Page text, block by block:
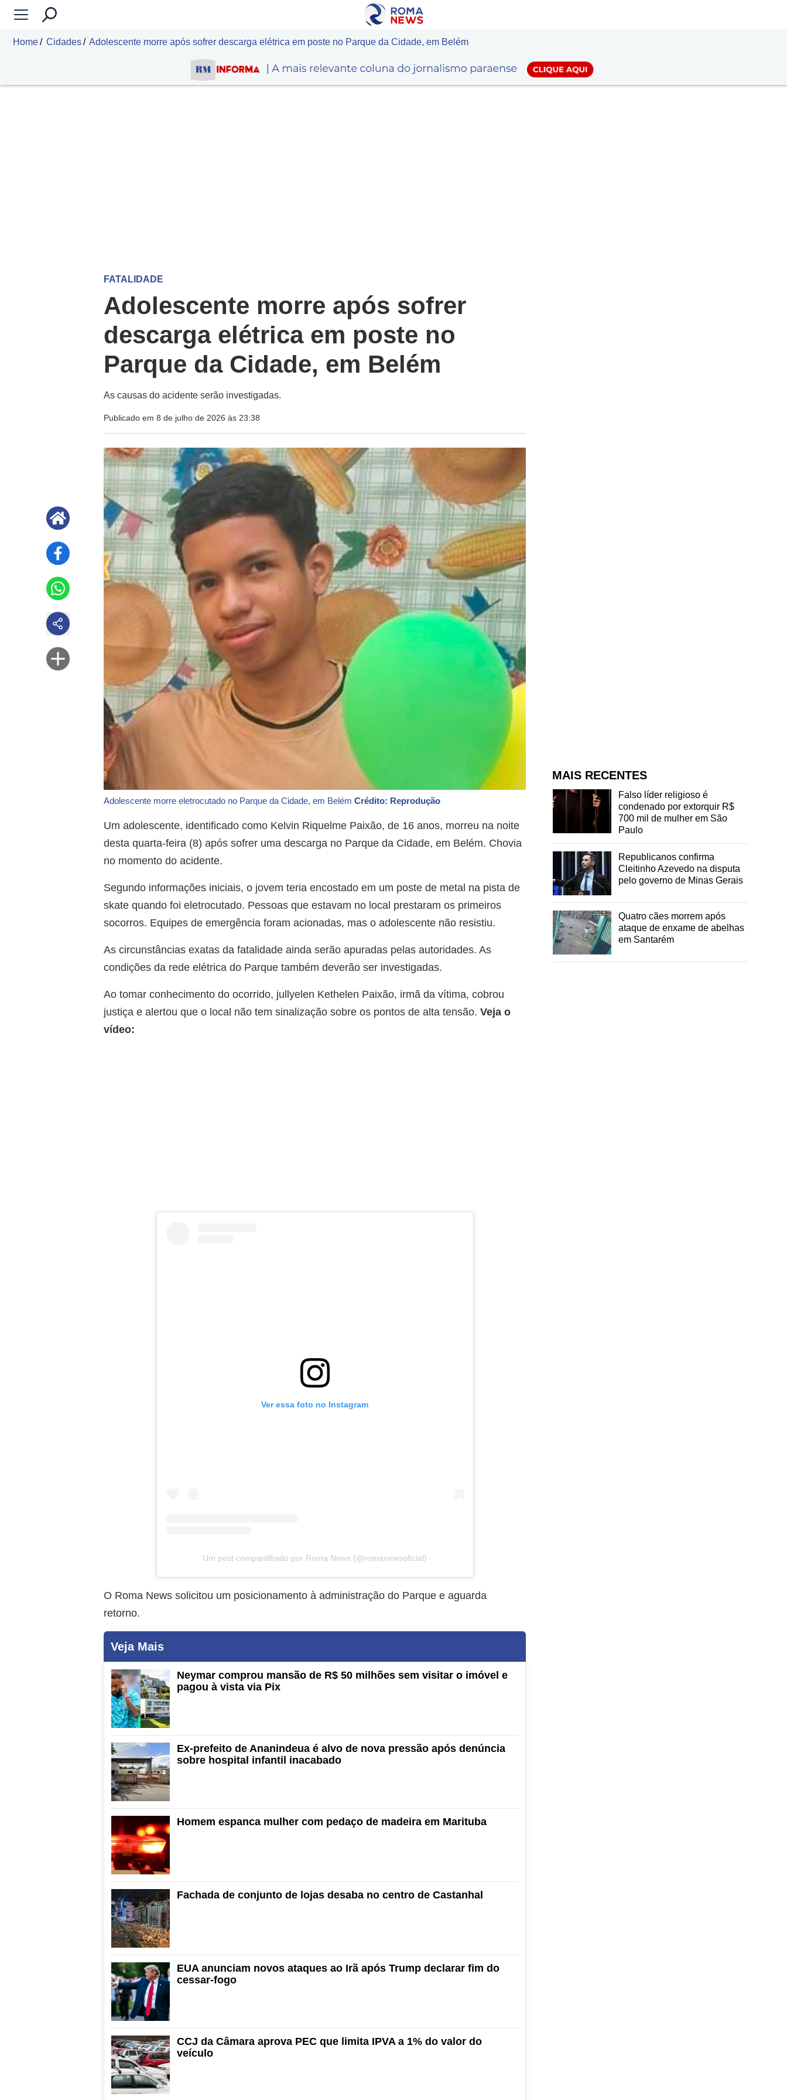
Home Cidades Adolescente morre após sofrer descarga elétrica em poste no Parque da Cidade, em Belém
FATALIDADE
Adolescente morre após sofrer
descarga elétrica em poste no
Parque da Cidade, em Belém
As causas do acidente serão investigadas.
Publicado em 8 de julho de 2026 às 23:38
Adolescente morre eletrocutado no Parque da Cidade, em BelémCrédito: Reprodução
Um adolescente, identificado como Kelvin Riquelme Paixão, de 16 anos, morreu na noite
desta quarta-feira (8) após sofrer uma descarga no Parque da Cidade, em Belém. Chovia
no momento do acidente.
Segundo informações iniciais, o jovem teria encostado em um poste de metal na pista de
skate quando foi eletrocutado. Pessoas que estavam no local prestaram os primeiros
socorros. Equipes de emergência foram acionadas, mas o adolescente não resistiu.
As circunstâncias exatas da fatalidade ainda serão apuradas pelas autoridades. As
condições da rede elétrica do Parque também deverão ser investigadas.
Ao tomar conhecimento do ocorrido, jullyelen Kethelen Paixão, irmã da vítima, cobrou
justiça e alertou que o local não tem sinalização sobre os pontos de alta tensão.Veja o
vídeo:
Ver essa foto no Instagram
Um post compartilhado por Roma News (@romanewsoficial)
O Roma News solicitou um posicionamento à administração do Parque e aguarda
retorno.
Veja Mais
Neymar comprou mansão de R$ 50 milhões sem visitar o imóvel e
pagou à vista via Pix
Ex-prefeito de Ananindeua é alvo de nova pressão após denúncia
sobre hospital infantil inacabado
Homem espanca mulher com pedaço de madeira em Marituba
Fachada de conjunto de lojas desaba no centro de Castanhal
EUA anunciam novos ataques ao Irã após Trump declarar fim do
cessar-fogo
CCJ da Câmara aprova PEC que limita IPVA a 1% do valor do
veículo
MAIS RECENTES
Falso líder religioso é
condenado por extorquir R$
700 mil de mulher em São
Paulo
Republicanos confirma
Cleitinho Azevedo na disputa
pelo governo de Minas Gerais
Quatro cães morrem após
ataque de enxame de abelhas
em Santarém